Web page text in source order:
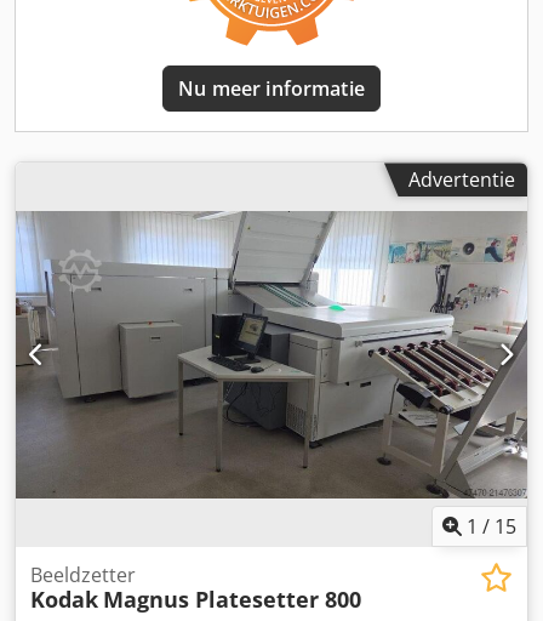
Nu meer informatie
Advertentie
1 / 15
Beeldzetter
Kodak Magnus Platesetter 800